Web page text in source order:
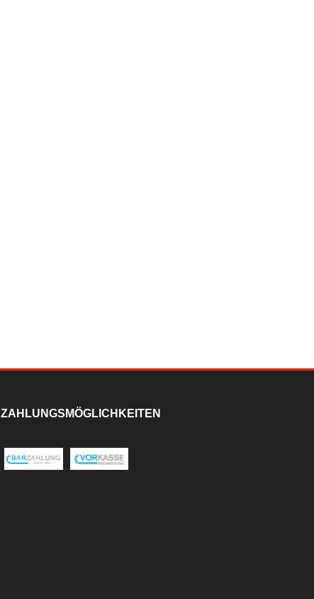
ZAHLUNGSMÖGLICHKEITEN